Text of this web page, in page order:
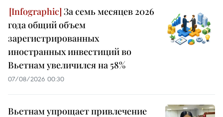
За семь месяцев 2026
года общий объем
зарегистрированных
иностранных инвестиций во
Вьетнам увеличился на 58%
07/08/2026 00:30
Вьетнам упрощает привлечение